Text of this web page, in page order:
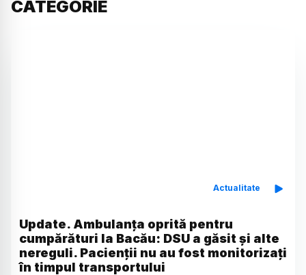
CATEGORIE
Actualitate
Update. Ambulanța oprită pentru
cumpărături la Bacău: DSU a găsit și alte
nereguli. Pacienții nu au fost monitorizați
în timpul transportului